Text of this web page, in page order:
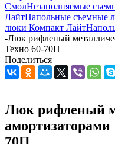
СмолНезаполняемые
ЛайтНапольные съемные
люки Компакт Лайт
-Люк рифленый
Техно 60-70П
Поделиться
Люк рифленый